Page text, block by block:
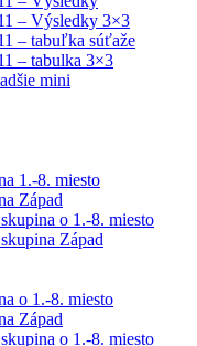
– Výsledky 3×3
– tabuľka súťaže
– tabulka 3×3
mini
1.-8. miesto
Západ
o 1.-8. miesto
Západ
o 1.-8. miesto
Západ
o 1.-8. miesto